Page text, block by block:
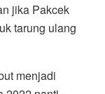
jika Pakcek
tarung ulang
menjadi